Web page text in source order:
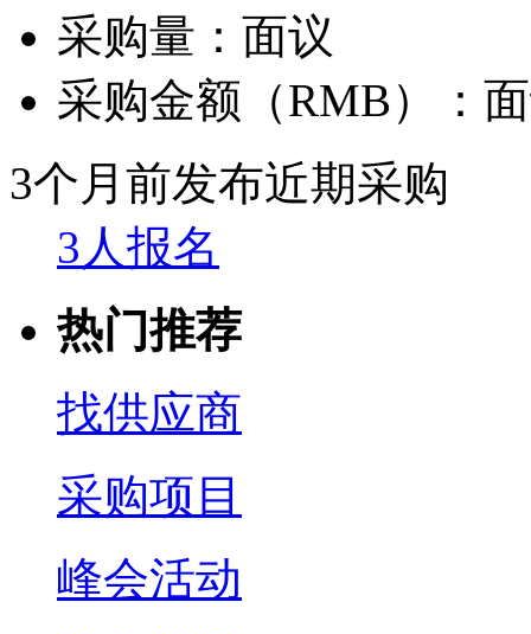
采购量： 面议
采购金额（RMB）：
3个月前发布近期采购
3人报名
热门推荐
找供应商
采购项目
峰会活动